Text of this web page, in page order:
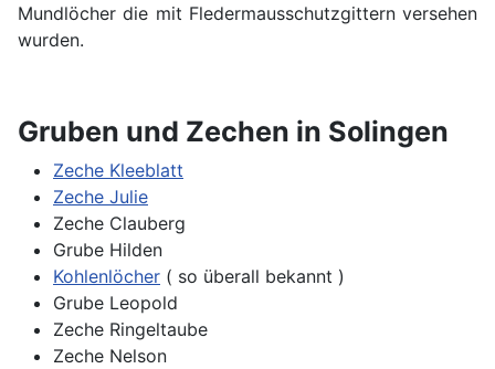
Mundlöcher die mit Fledermausschutzgittern versehen
wurden.
Gruben und Zechen in Solingen
Zeche Kleeblatt
Zeche Julie
Zeche Clauberg
Grube Hilden
Kohlenlöcher ( so überall bekannt )
Grube Leopold
Zeche Ringeltaube
Zeche Nelson